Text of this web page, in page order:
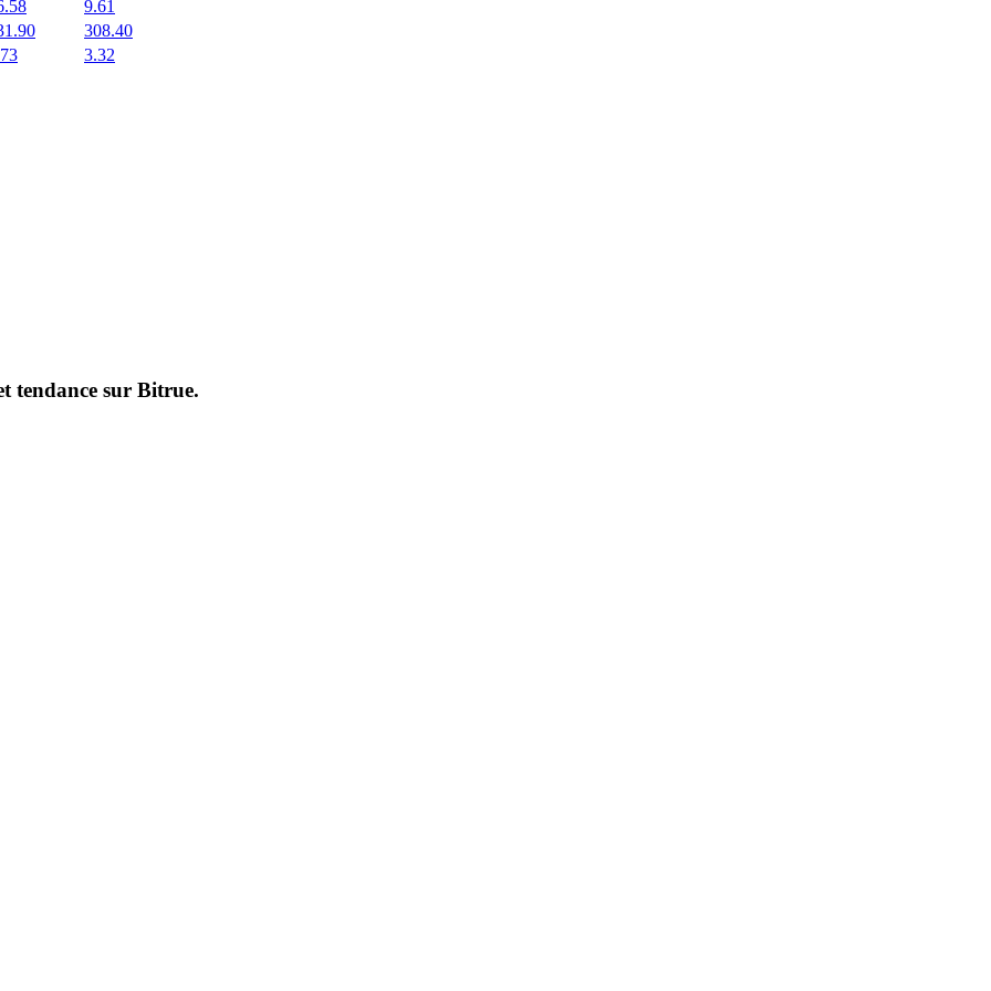
9.61
308.40
3.32
tendance sur Bitrue.